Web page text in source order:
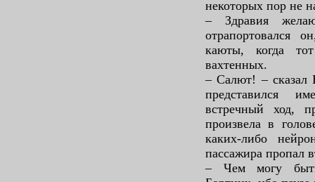
некоторых пор не
– Здравия
отрапортовался
каюты, когда
вахтенных.
– Салют! – сказал
представился
встречный ход,
произвела в
каких-либо
пассажира пропал
– Чем могу быть